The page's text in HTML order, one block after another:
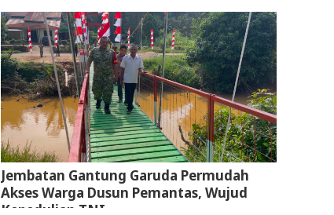
Jembatan Gantung Garuda Permudah
Akses Warga Dusun Pemantas, Wujud
Kepedulian TNI